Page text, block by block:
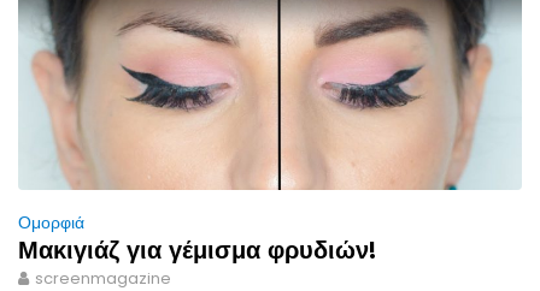
Ομορφιά
Μακιγιάζ για γέμισμα φρυδιών!
screenmagazine